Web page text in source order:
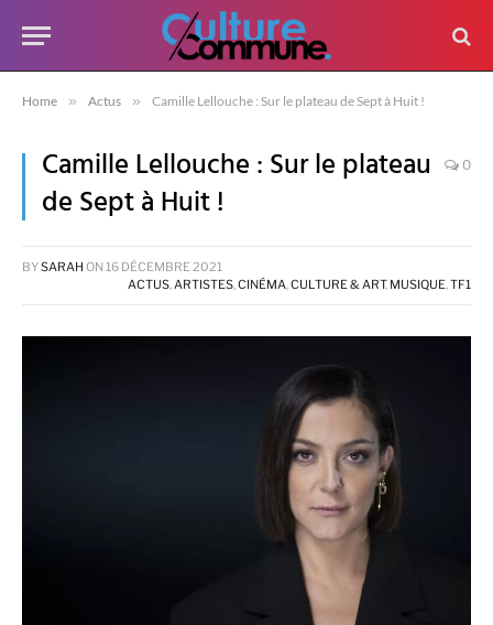
Home » Actus » Camille Lellouche : Sur le plateau de Sept à Huit !
Camille Lellouche : Sur le plateau
de Sept à Huit !
0
BYSARAH ON 16 DÉCEMBRE 2021
ACTUS,ARTISTES,CINÉMA,CULTURE & ART, MUSIQUE,TF1